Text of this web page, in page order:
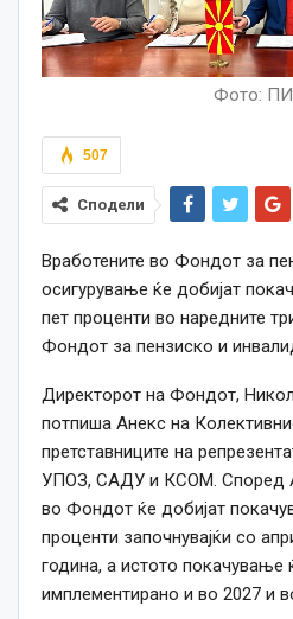
Фото:
507
Сподели
Вработените во Фондот за
осигурување ќе добијат
пет проценти во наредните
Фондот за пензиско и
Директорот на Фондот,
потпиша Анекс на
претставниците на
УПОЗ, САДУ и КСОМ. Според
во Фондот ќе добијат
проценти започнувајќи со
година, а истото покачување
имплементирано и во 2027 и